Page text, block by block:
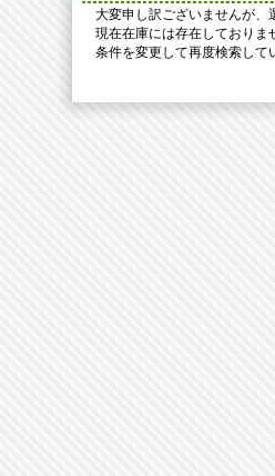
大変申し訳ございませんが、
現在在庫には存在しておりま
条件を変更して再度検索して